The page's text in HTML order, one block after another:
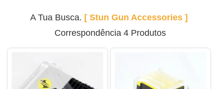
A Tua Busca. [ Stun Gun Accessories ]
Correspondência 4 Produtos